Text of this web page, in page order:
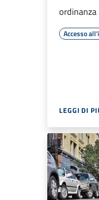
ordinanza
Accesso
LEGGI DI